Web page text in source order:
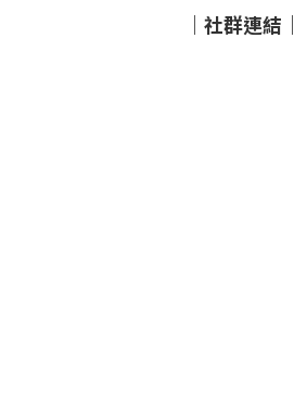
｜社群連結｜